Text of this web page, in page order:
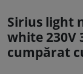
Sirius light
white 230V
cumpărat